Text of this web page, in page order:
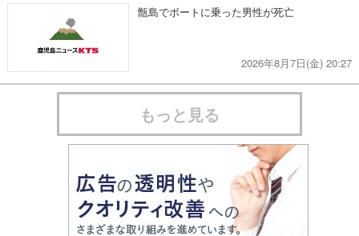
甑島でボートに乗った男性が死亡
2026年8月7日(金) 20:27
もっと見る